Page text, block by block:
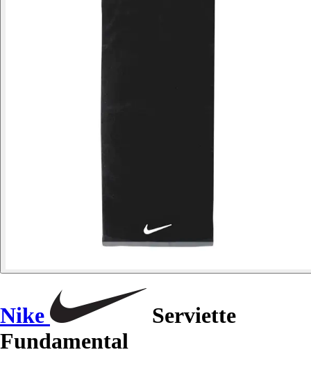
Nike
Serviette
Fundamental